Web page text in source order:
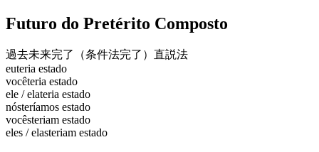
Futuro do Pretérito Composto
過去未来完了（条件法完了） 直説法
euteria estado
vocêteria estado
ele / elateria estado
nósteríamos estado
vocêsteriam estado
eles / elasteriam estado